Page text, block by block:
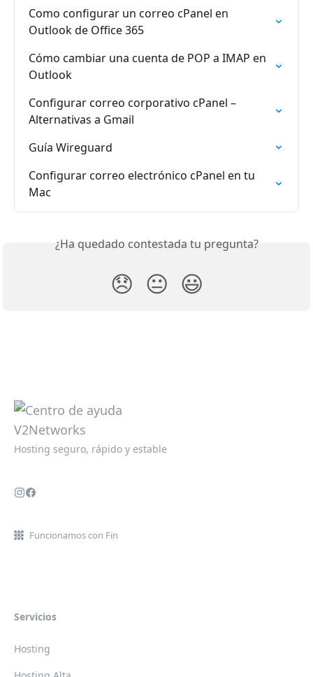
Como configurar un correo cPanel en
Outlook de Office 365
Cómo cambiar una cuenta de POP a IMAP en
Outlook
Configurar correo corporativo cPanel –
Alternativas a Gmail
Guía Wireguard
Configurar correo electrónico cPanel en tu
Mac
¿Ha quedado contestada tu pregunta?
😞 😐 😃
Hosting seguro, rápido y estable
Funcionamos con Fin
Servicios
Hosting